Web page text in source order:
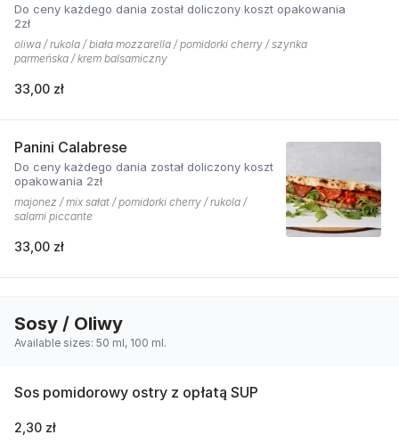
Do ceny każdego dania został doliczony koszt opakowania
2zł
oliwa / rukola / biała mozzarella / pomidorki cherry / szynka
parmeńska / krem balsamiczny
33,00 zł
Panini Calabrese
Do ceny każdego dania został doliczony koszt
opakowania 2zł
majonez / mix sałat / pomidorki cherry / rukola /
salami piccante
33,00 zł
Sosy / Oliwy
Available sizes: 50 ml, 100 ml.
Sos pomidorowy ostry z opłatą SUP
2,30 zł